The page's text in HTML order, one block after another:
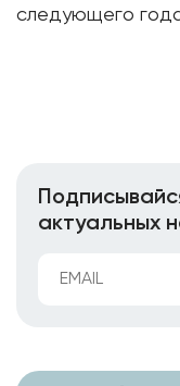
следующего
актуальных